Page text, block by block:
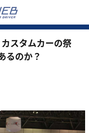
カスタムカーの祭
るのか？